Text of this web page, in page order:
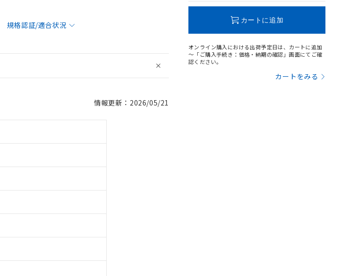
規格認証/適合状況
情報更新：2026/05/21
カートに追加
オンライン購入における出荷予定日は、カートに追加
～「ご購入手続き：価格・納期の確認」画面にてご確
認ください。
カートをみる